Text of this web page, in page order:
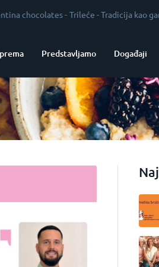
- Trileće-Tradicija kao garant
Predstavljamo Događaji